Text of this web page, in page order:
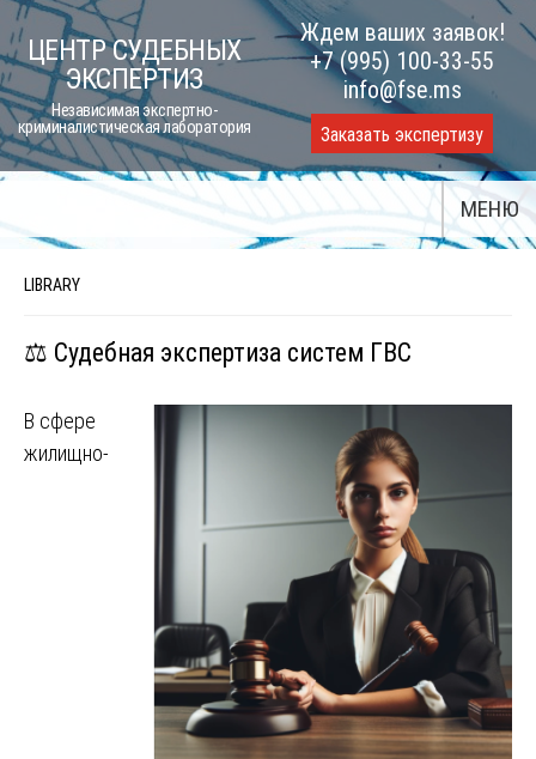
Skip
to
content
ЦЕНТР СУДЕБНЫХ
ЭКСПЕРТИЗ
Независимая экспертно-
криминалистическая лаборатория
Ждем ваших заявок!
+7 (995) 100-33-55
info@fse.ms
Заказать экспертизу
МЕНЮ
LIBRARY
⚖️ Судебная экспертиза систем ГВС
В сфере
жилищно-